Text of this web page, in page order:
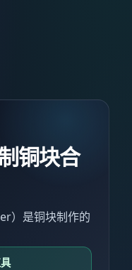
铜块合
）是铜块制作的